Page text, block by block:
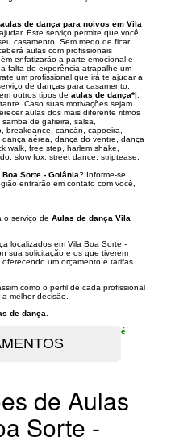
aulas de dança para noivos em Vila
Este serviço permite que você
casamento. Sem medo de ficar
aulas com profissionais
enfatizarão a parte emocional e
falta de experência atrapalhe um
um profissional que irá te ajudar a
de danças para casamento,
outros tipos de aulas de dança*|
Caso suas motivações sejam
aulas dos mais diferente ritmos
de gafieira, salsa,
breakdance, cancán, capoeira,
aérea, dança do ventre, dança
walk, free step, harlem shake,
slow fox, street dance, striptease,
Sorte - Goiânia? Informe-se
entrarão em contato com você,
o serviço de Aulas de dança Vila
localizados em Vila Boa Sorte -
sua solicitação e os que tiverem
um orçamento e tarifas
como o perfil de cada profissional
melhor decisão.
de dança
é
de Aulas
Sorte -